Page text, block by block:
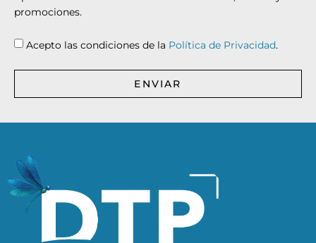
promociones.
Acepto las condiciones de la Política de Privacidad.
ENVIAR